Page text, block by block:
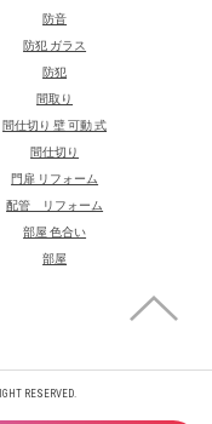
防音
防犯 ガラス
防犯
間取り
間仕切り 壁 可動 式
間仕切り
門扉 リフォーム
配管 リフォーム
部屋 色合い
部屋
RESERVED.